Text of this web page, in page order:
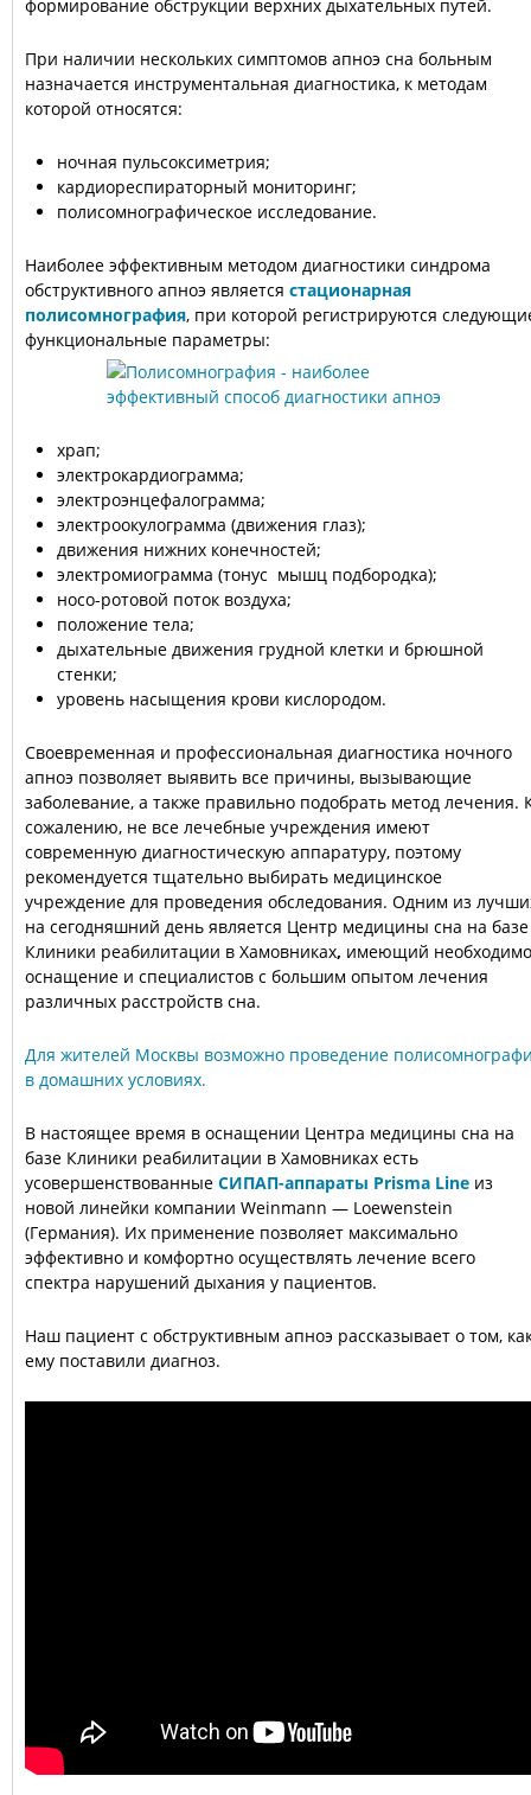
формирование обструкции верхних дыхательных путей.
При наличии нескольких симптомов апноэ сна больным
назначается инструментальная диагностика, к методам
которой относятся:
ночная пульсоксиметрия;
кардиореспираторный мониторинг;
полисомнографическое исследование.
Наиболее эффективным методом диагностики синдрома
обструктивного апноэ является стационарная
полисомнография, при которой регистрируются
функциональные параметры:
храп;
электрокардиограмма;
электроэнцефалограмма;
электроокулограмма (движения глаз);
движения нижних конечностей;
электромиограмма (тонус мышц подбородка);
носо-ротовой поток воздуха;
положение тела;
дыхательные движения грудной клетки и брюшной
стенки;
уровень насыщения крови кислородом.
Своевременная и профессиональная диагностика ночного
апноэ позволяет выявить все причины, вызывающие
заболевание, а также правильно подобрать метод лечения.
сожалению, не все лечебные учреждения имеют
современную диагностическую аппаратуру, поэтому
рекомендуется тщательно выбирать медицинское
учреждение для проведения обследования. Одним из
на сегодняшний день является Центр медицины сна на базе
Клиники реабилитации в Хамовниках, имеющий
оснащение и специалистов с большим опытом лечения
различных расстройств сна.
Для жителей Москвы возможно проведение
в домашних условиях.
В настоящее время в оснащении Центра медицины сна на
базе Клиники реабилитации в Хамовниках есть
усовершенствованные СИПАП-аппараты Prisma Line из
новой линейки компании Weinmann — Loewenstein
(Германия). Их применение позволяет максимально
эффективно и комфортно осуществлять лечение всего
спектра нарушений дыхания у пациентов.
Наш пациент с обструктивным апноэ рассказывает о том,
ему поставили диагноз.